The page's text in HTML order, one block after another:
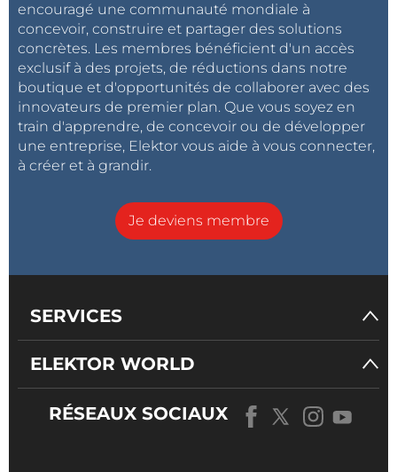
encouragé une communauté mondiale à
concevoir, construire et partager des solutions
concrètes. Les membres bénéficient d'un accès
exclusif à des projets, de réductions dans notre
boutique et d'opportunités de collaborer avec des
innovateurs de premier plan. Que vous soyez en
train d'apprendre, de concevoir ou de développer
une entreprise, Elektor vous aide à vous connecter,
à créer et à grandir.
Je deviens membre
SERVICES
ELEKTOR WORLD
RÉSEAUX SOCIAUX